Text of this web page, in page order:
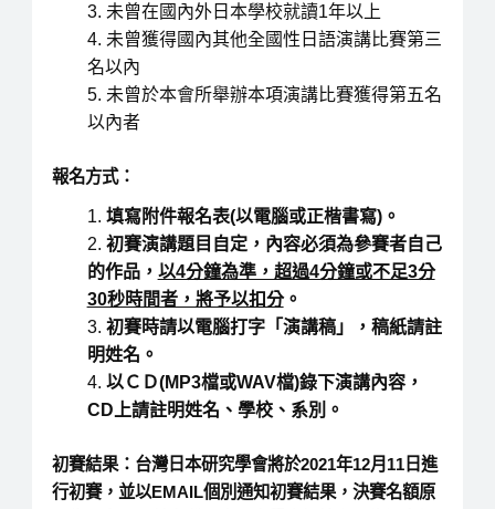
未曾在國內外日本學校就讀1年以上
未曾獲得國內其他全國性日語演講比賽第三
名以內
未曾於本會所舉辦本項演講比賽獲得第五名
以內者
報名方式：
填寫附件報名表(以電腦或正楷書寫)。
初賽演講題目自定，內容必須為參賽者自己
的作品， 以4分鐘為準，超過4分鐘或不足3分
30秒時間者，將予以扣分。
初賽時請以電腦打字「演講稿」，稿紙請註
明姓名。
以ＣＤ(MP3檔或WAV檔)錄下演講內容，
CD上請註明姓名、學校、系別。
初賽結果： 台灣日本研究學會將於2021年12月11日進
行初賽，並以EMAIL個別通知初賽結果，決賽名額原